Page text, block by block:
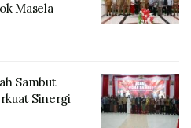
Masela
Sambut
Sinergi